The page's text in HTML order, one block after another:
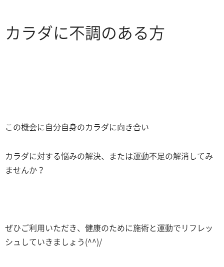
カラダに不調のある方
この機会に自分自身のカラダに向き合い
カラダに対する悩みの解決、または運動不足の解消してみ
ませんか？
ぜひご利用いただき、健康のために施術と運動でリフレッ
シュしていきましょう(^^)/